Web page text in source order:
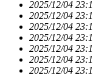
2025/12/04
2025/12/04
2025/12/04
2025/12/04
2025/12/04
2025/12/04
2025/12/04